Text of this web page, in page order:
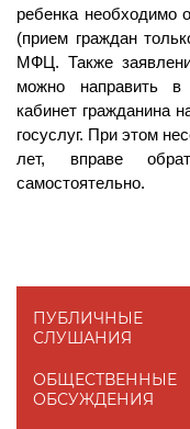
ребенка необходимо
(прием граждан
МФЦ. Также
можно направить
кабинет гражданина
госуслуг. При этом
лет, вправе
самостоятельно.
ПУБЛИЧНЫЕ
СЛУШАНИЯ
ОБЩЕСТВЕННЫЕ
ОБСУЖДЕНИЯ